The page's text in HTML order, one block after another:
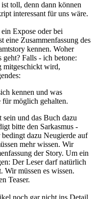
toll, denn dann können
interessant für uns wäre.
Expose oder bei
eine Zusammenfassung des
kennen. Woher
geht? Falls - ich betone:
mitgeschickt wird,
kennen und was
für möglich gehalten.
und das Buch dazu
bitte den Sarkasmus -
dazu Neugierde auf
mehr wissen. Wir
der Story. Um ein
Der Leser darf natürlich
müssen es wissen.
Teaser.